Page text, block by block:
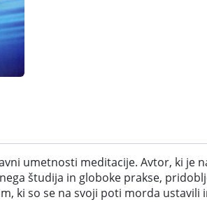
umetnosti meditacije. Avtor, ki je
študija in globoke prakse,
ki so se na svoji poti morda ustavili